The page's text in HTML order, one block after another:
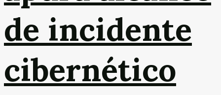
de incidente
cibernético